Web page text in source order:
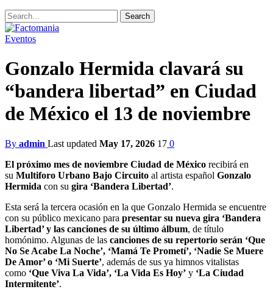
Eventos
Gonzalo Hermida clavará su
“bandera libertad” en Ciudad
de México el 13 de noviembre
By admin Last updated May 17, 2026 17 0
El próximo mes de noviembre Ciudad de México recibirá en
su Multiforo Urbano Bajo Circuito al artista español Gonzalo
Hermida con su gira ‘Bandera Libertad’.
Esta será la tercera ocasión en la que Gonzalo Hermida se encuentre
con su público mexicano para presentar su nueva gira ‘Bandera
Libertad’ y las canciones de su último álbum, de título
homónimo. Algunas de las canciones de su repertorio serán ‘Que
No Se Acabe La Noche’, ‘Mamá Te Prometí’, ‘Nadie Se Muere
De Amor’ o ‘Mi Suerte’, además de sus ya himnos vitalistas
como ‘Que Viva La Vida’, ‘La Vida Es Hoy’ y ‘La Ciudad
Intermitente’.